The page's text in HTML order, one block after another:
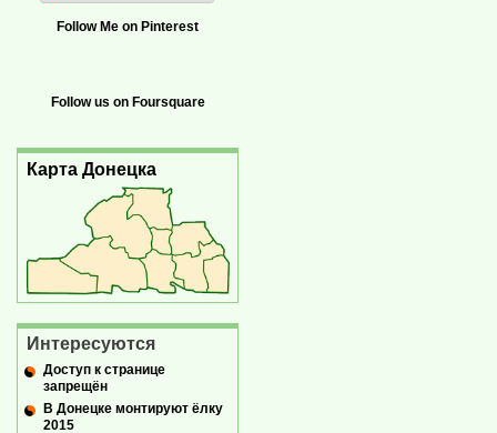
Follow Me on Pinterest
Follow us on Foursquare
Карта Донецка
Интересуются
Доступ к странице
запрещён
В Донецке монтируют ёлку
2015